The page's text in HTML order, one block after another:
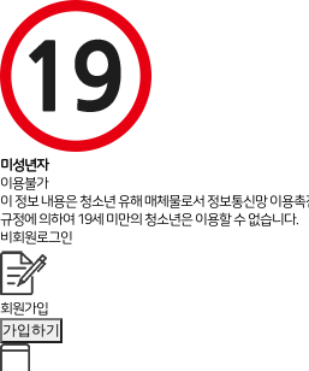
미성년자
이용불가
이 정보 내용은 청소년 유해 매체물로서 정보통신망 이용
규정에 의하여 19세 미만의 청소년은 이용할 수 없습니다.
비회원로그인
회원가입
가입하기